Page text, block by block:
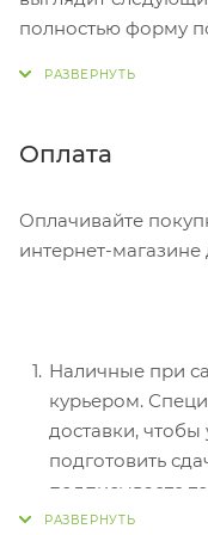
полностью форму
Нажмите кнопку
Оплата
Оплачивайте
интернет-магазине
Наличные при
курьером.
доставки,
подготовить
подписываете
документы,